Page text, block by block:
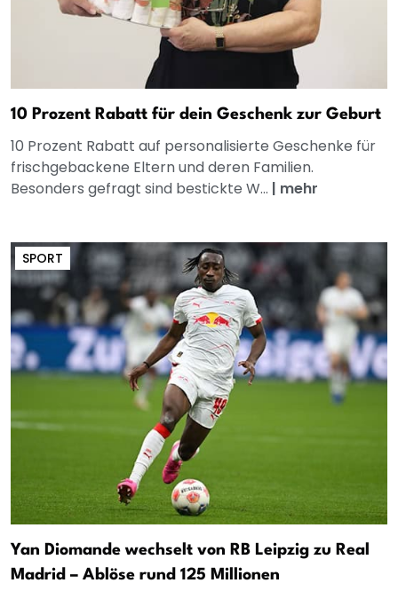
10 Prozent Rabatt für dein Geschenk zur Geburt
10 Prozent Rabatt auf personalisierte Geschenke für
frischgebackene Eltern und deren Familien.
Besonders gefragt sind bestickte W... | mehr
SPORT
Yan Diomande wechselt von RB Leipzig zu Real
Madrid – Ablöse rund 125 Millionen